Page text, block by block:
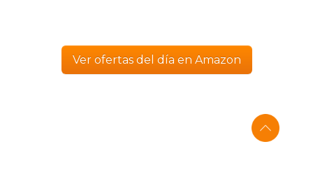
Ver ofertas del día en Amazon